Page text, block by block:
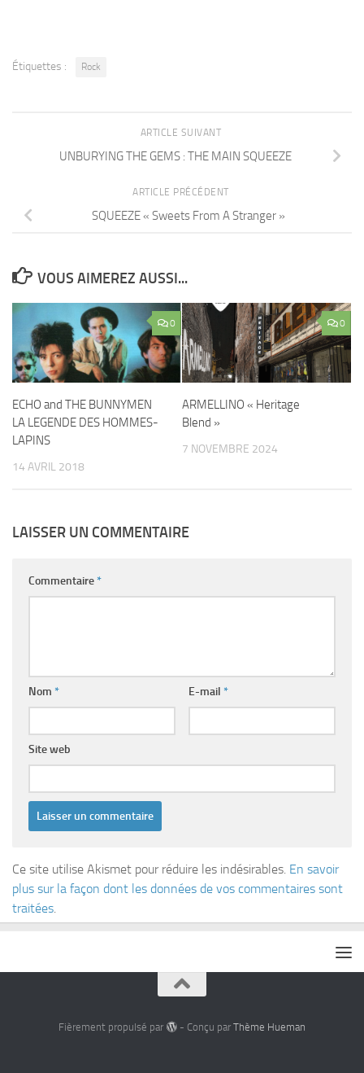
Étiquettes : Rock
ARTICLE SUIVANT
UNBURYING THE GEMS : THE MAIN SQUEEZE
ARTICLE PRÉCÉDENT
SQUEEZE « Sweets From A Stranger »
VOUS AIMEREZ AUSSI...
0
ECHO and THE BUNNYMEN
LA LEGENDE DES HOMMES-
LAPINS
14 AVRIL 2018
0
ARMELLINO « Heritage
Blend »
7 NOVEMBRE 2024
LAISSER UN COMMENTAIRE
Commentaire*
Nom * E-mail *
Site web
Ce site utilise Akismet pour réduire les indésirables. En savoir
plus sur la façon dont les données de vos commentaires sont
traitées.
Fièrement propulsé par - Conçu par Thème Hueman